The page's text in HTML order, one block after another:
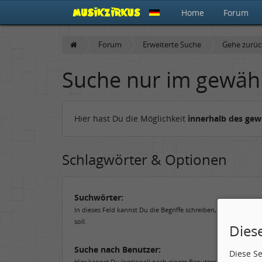
Home Forum
Forum Erweiterte Suche Gehe
Suche nur im
Hier hast Du die Möglichkeit innerhalb des
Schlagwörter & Optionen
Suchwörter:
In dieses Feld kannst Du die Begriffe schreiben, nach denen
soll.
Suche nach Benutzer:
Diese